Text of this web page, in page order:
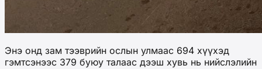
Энэ онд зам тээврийн ослын улмаас 694 хүүхэд
гэмтсэнээс 379 буюу талаас дээш хувь нь нийслэлийн